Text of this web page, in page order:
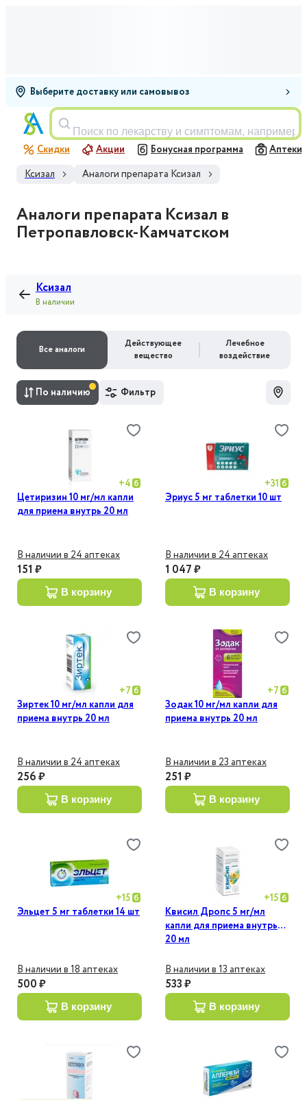
Выберите доставку или самовывоз
Поиск по лекарству и симптомам, например,
Скидки Акции Бонусная программа Аптеки
Ксизал Аналоги препарата Ксизал
Аналоги препарата Ксизал в
Петропавловск-Камчатском
Ксизал
В наличии
Все аналоги
Действующее
вещество
Лечебное
воздействие
По наличию Фильтр
+4
Цетиризин 10 мг/мл капли
для приема внутрь 20 мл
В наличии в 24 аптеках
151 ₽
в корзину
+31
Эриус 5 мг таблетки 10 шт
В наличии в 24 аптеках
1 047 ₽
в корзину
+ 7
Зиртек 10 мг/мл капли для
приема внутрь 20 мл
В наличии в 24 аптеках
256 ₽
в корзину
+ 7
Зодак 10 мг/мл капли для
приема внутрь 20 мл
В наличии в 23 аптеках
251 ₽
в корзину
+15
Эльцет 5 мг таблетки 14 шт
В наличии в 18 аптеках
500 ₽
в корзину
+15
Квисил Дропс 5 мг/мл
капли для приема внутрь
20 мл
В наличии в 13 аптеках
533 ₽
в корзину